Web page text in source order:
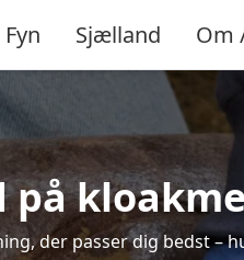
Fyn Sjælland Om
på
der passer dig bedst –